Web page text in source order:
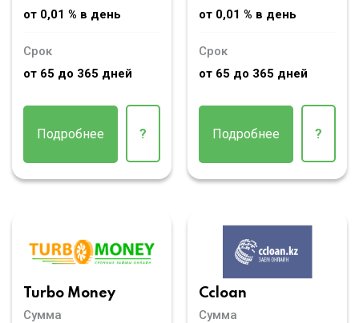
от 0,01 % в день
Срок
от 65 до 365 дней
Подробнее ?
от 0,01 % в день
Срок
от 65 до 365 дней
Подробнее ?
Turbo Money
Сумма
Ccloan
Сумма